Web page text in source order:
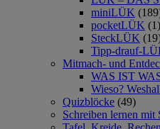
miniLÜK
pocketLÜK (1)
SteckLÜK
Tipp-drauf-
Mitmach- und
WAS IST
Wieso?
Quizblöcke (49)
Schreiben lernen mit